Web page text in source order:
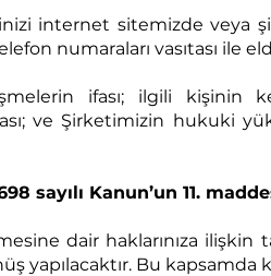
internet sitemizde veya
numaraları vasıtası ile
ifası; ilgili kişinin
ve Şirketimizin hukuki
sayılı Kanun’un 11.
dair haklarınıza
yapılacaktır. Bu kapsamda